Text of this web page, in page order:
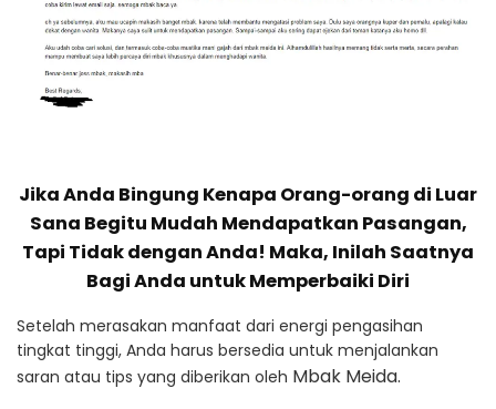
Jika Anda Bingung Kenapa Orang-orang di Luar
Sana Begitu Mudah Mendapatkan Pasangan,
Tapi Tidak dengan Anda! Maka, Inilah Saatnya
Bagi Anda untuk Memperbaiki Diri
Setelah merasakan manfaat dari energi pengasihan
tingkat tinggi, Anda harus bersedia untuk menjalankan
saran atau tips yang diberikan oleh Mbak Meida.